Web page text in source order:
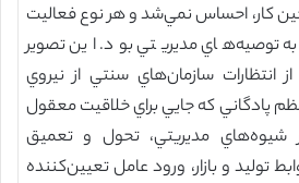
كار، احساس نمي‌شد و هر نوع فعاليت
توصيه‌هاي مديريتي بود. اين تصوير
انتظارات سازمان‌هاي سنتي از نيروي
پادگاني كه جايي براي خلاقيت معقول
شيوه‌هاي مديريتي، تحول و تعميق
توليد و بازار، ورود عامل تعيين‌كننده